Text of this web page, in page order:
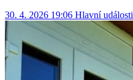
30. 4. 2026 19:06 Hlavní události